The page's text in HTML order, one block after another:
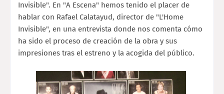
Invisible". En "A Escena" hemos tenido el placer de
hablar con Rafael Calatayud, director de "L'Home
Invisible", en una entrevista donde nos comenta cómo
ha sido el proceso de creación de la obra y sus
impresiones tras el estreno y la acogida del público.